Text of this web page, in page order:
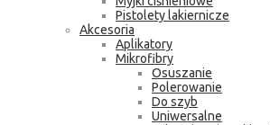
Pistolety lakiernicze
Akcesoria
Aplikatory
Mikrofibry
Osuszanie
Polerowanie
Do szyb
Uniwersalne